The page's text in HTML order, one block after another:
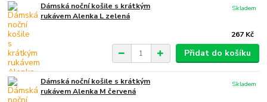
Dámská noční košile s krátkým
rukávem Alenka L zelená
267 Kč
Skladem
Přidat do košíku
Dámská noční košile s krátkým
rukávem Alenka M červená
Skladem